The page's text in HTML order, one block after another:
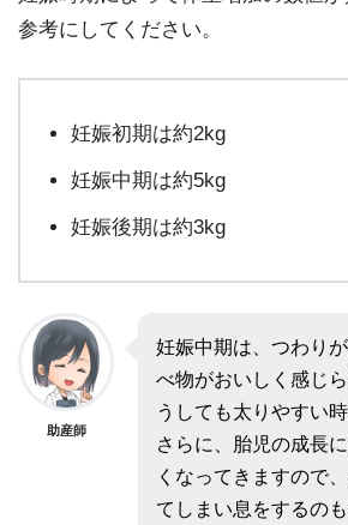
参考にしてください。
妊娠初期は約2kg
妊娠中期は約5kg
妊娠後期は約3kg
助産師
妊娠中期は、つわり
べ物がおいしく感じ
うしても太りやすい
さらに、胎児の成長
くなってきますので
てしまい息をするの